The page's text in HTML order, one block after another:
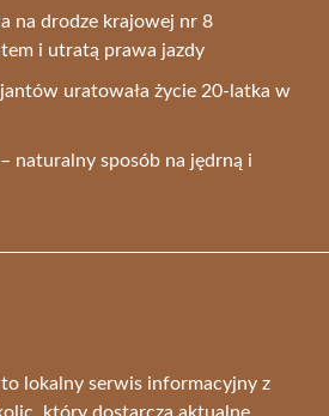
na drodze krajowej nr 8
i utratą prawa jazdy
uratowała życie 20-latka w
naturalny sposób na jędrną i
lokalny serwis informacyjny z